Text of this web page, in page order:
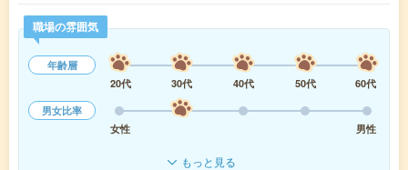
職場の雰囲気
年齢層
20代
30代 40代 50代
60代
男女比率
女性
男性
もっと見る